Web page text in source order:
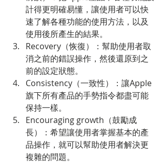
計得更明確易懂，讓使用者可以快
速了解各種功能的使用方法，以及
使用後所產生的結果。
Recovery（恢復）：幫助使用者取
消之前的錯誤操作，然後還原到之
前的設定狀態。
Consistency（一致性）：讓Apple
旗下所有產品的手勢指令都盡可能
保持一樣。
Encouraging growth（鼓勵成
長）：希望讓使用者掌握基本的產
品操作，就可以幫助使用者解決更
複雜的問題。